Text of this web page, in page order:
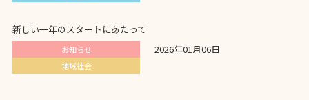
新しい一年のスタートにあたって
お知らせ
地域社会
2026年01月06日